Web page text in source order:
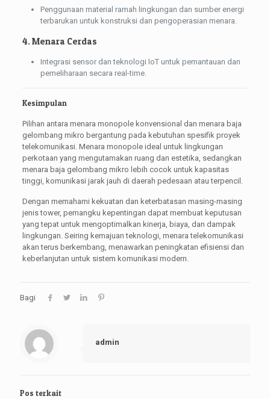
Penggunaan material ramah lingkungan dan sumber energi
terbarukan untuk konstruksi dan pengoperasian menara.
4. Menara Cerdas
Integrasi sensor dan teknologi IoT untuk pemantauan dan
pemeliharaan secara real-time.
Kesimpulan
Pilihan antara menara monopole konvensional dan menara baja
gelombang mikro bergantung pada kebutuhan spesifik proyek
telekomunikasi. Menara monopole ideal untuk lingkungan
perkotaan yang mengutamakan ruang dan estetika, sedangkan
menara baja gelombang mikro lebih cocok untuk kapasitas
tinggi, komunikasi jarak jauh di daerah pedesaan atau terpencil.
Dengan memahami kekuatan dan keterbatasan masing-masing
jenis tower, pemangku kepentingan dapat membuat keputusan
yang tepat untuk mengoptimalkan kinerja, biaya, dan dampak
lingkungan. Seiring kemajuan teknologi, menara telekomunikasi
akan terus berkembang, menawarkan peningkatan efisiensi dan
keberlanjutan untuk sistem komunikasi modern.
Bagi
admin
Pos terkait